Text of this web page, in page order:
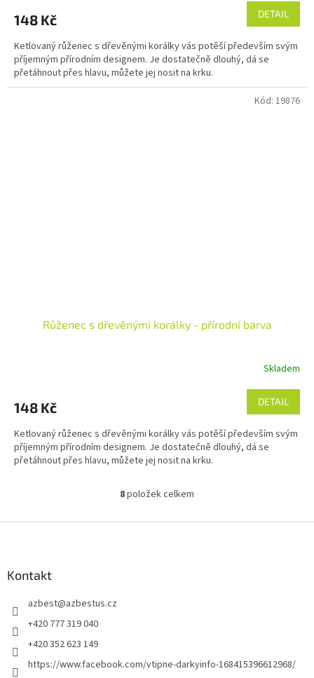
148 Kč DETAIL
Ketlovaný růženec s dřevěnými korálky vás potěší především svým
příjemným přírodním designem. Je dostatečně dlouhý, dá se
přetáhnout přes hlavu, můžete jej nosit na krku.
Růženec s dřevěnými korálky - přírodní barva
Skladem
148 Kč DETAIL
Ketlovaný růženec s dřevěnými korálky vás potěší především svým
příjemným přírodním designem. Je dostatečně dlouhý, dá se
přetáhnout přes hlavu, můžete jej nosit na krku.
Kód: 19876
O
l
y
v
8položek celkem
Kontakt
azbest@azbestus.cz
+420 777 319 040
+420 352 623 149
https://www.facebook.com/vtipne-darkyinfo-168415396612968/